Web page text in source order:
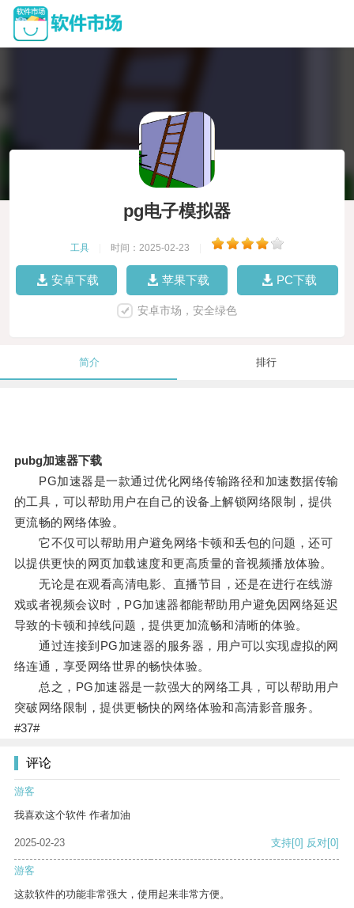
pg电子模拟器
工具 时间：2025-02-23
安卓下载 苹果下载 PC下载
安卓市场，安全绿色
简介 排行
pubg加速器下载
PG加速器是一款通过优化网络传输路径和加速数据传输
的工具，可以帮助用户在自己的设备上解锁网络限制，提供
更流畅的网络体验。
它不仅可以帮助用户避免网络卡顿和丢包的问题，还可
以提供更快的网页加载速度和更高质量的音视频播放体验。
无论是在观看高清电影、直播节目，还是在进行在线游
戏或者视频会议时，PG加速器都能帮助用户避免因网络延迟
导致的卡顿和掉线问题，提供更加流畅和清晰的体验。
通过连接到PG加速器的服务器，用户可以实现虚拟的网
络连通，享受网络世界的畅快体验。
总之，PG加速器是一款强大的网络工具，可以帮助用户
突破网络限制，提供更畅快的网络体验和高清影音服务。
#37#
评论
游客
我喜欢这个软件 作者加油
2025-02-23 支持[0] 反对[0]
游客
这款软件的功能非常强大，使用起来非常方便。